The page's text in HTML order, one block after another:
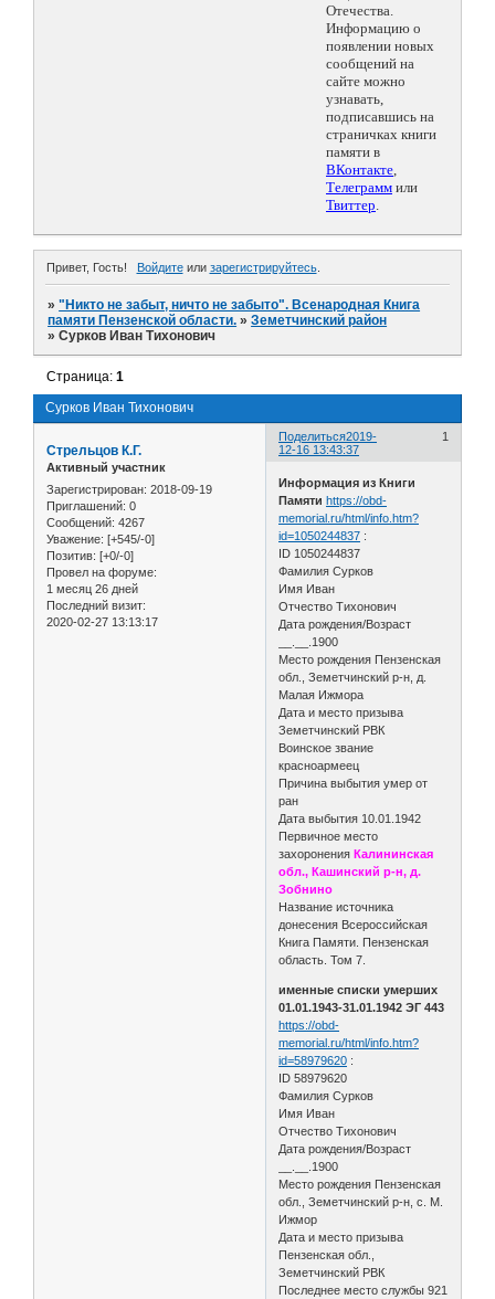
Отечества.
Информацию о
появлении новых
сообщений на
сайте можно
узнавать,
подписавшись на
страничках книги
памяти в
ВКонтакте,
Телеграмм или
Твиттер.
Привет, Гость! Войдитеили зарегистрируйтесь.
»"Никто не забыт, ничто не забыто". Всенародная Книга
памяти Пензенской области. »Земетчинский район
»Сурков Иван Тихонович
Сурков Иван Тихонович
Страница:1
Поделиться 1
2019-
12-16 13:43:37
Стрельцов К.Г.
Активный участник
Зарегистрирован: 2018-09-19
Приглашений: 0
Сообщений: 4267
Уважение: [+545/-0]
Позитив: [+0/-0]
Провел на форуме:
1 месяц 26 дней
Последний визит:
2020-02-27 13:13:17
Информация из Книги
Памяти https://obd-
memorial.ru/html/info.htm?
id=1050244837 :
ID 1050244837
Фамилия Сурков
Имя Иван
Отчество Тихонович
Дата рождения/Возраст
__.__.1900
Место рождения Пензенская
обл., Земетчинский р-н, д.
Малая Ижмора
Дата и место призыва
Земетчинский РВК
Воинское звание
красноармеец
Причина выбытия умер от
ран
Дата выбытия 10.01.1942
Первичное место
захоронения Калининская
обл., Кашинский р-н, д.
Зобнино
Название источника
донесения Всероссийская
Книга Памяти. Пензенская
область. Том 7.
именные списки умерших
01.01.1943-31.01.1942 ЭГ 443
https://obd-
memorial.ru/html/info.htm?
id=58979620 :
ID 58979620
Фамилия Сурков
Имя Иван
Отчество Тихонович
Дата рождения/Возраст
__.__.1900
Место рождения Пензенская
обл., Земетчинский р-н, с. М.
Ижмор
Дата и место призыва
Пензенская обл.,
Земетчинский РВК
Последнее место службы 921